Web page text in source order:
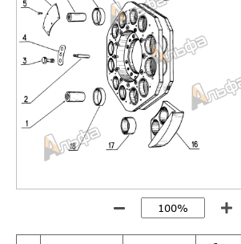
Привод насосов 2А-9ДГ.1.28спч
Привод насосов
Привод насосов
Привод насосов
Привод насосов
Выключатель предельный 3В-
Выключатель предельный
Система охлаждения
Масляная система